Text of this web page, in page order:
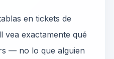
en tickets de
vea exactamente qué
— no lo que alguien